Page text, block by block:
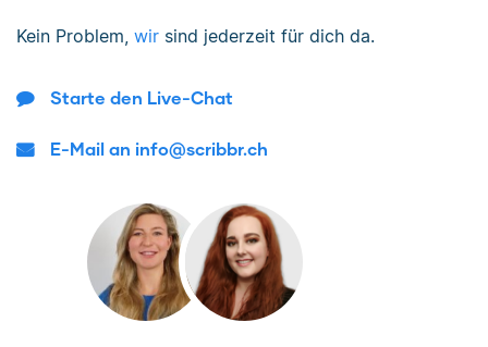
Kein Problem, wir sind jederzeit für dich da.
Starte den Live-Chat
E-Mail an info@scribbr.ch